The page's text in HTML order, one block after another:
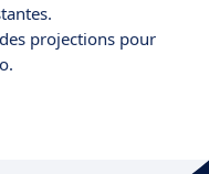
projections pour